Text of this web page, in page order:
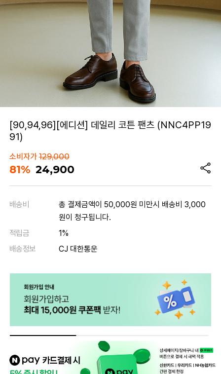
[90,94,96][에디션] 데일리 코튼 팬츠 (NNC4PP19
91)
소비자가129,000
81% 24,900
배송비
총 결제금액이 50,000원 미만시 배송비 3,000
원이 청구됩니다.
적립금
1%
배송정보
CJ 대한통운